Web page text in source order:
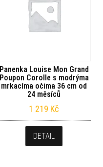
Panenka Louise Mon Grand
Poupon Corolle s modrýma
mrkacíma očima 36 cm od
24 měsíců
1 219 Kč
DETAIL